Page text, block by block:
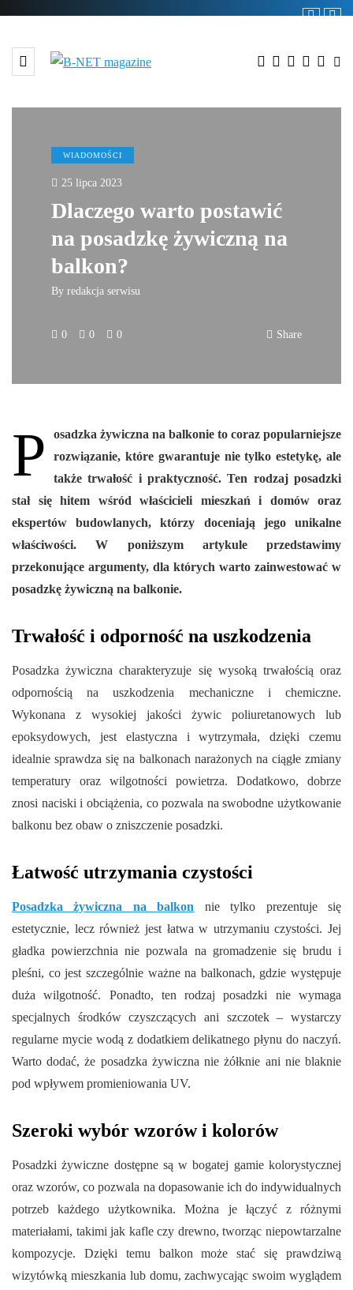
WIADOMOŚCI
25 lipca 2023
Dlaczego warto postawić
na posadzkę żywiczną na
balkon?
By redakcja serwisu
0 0 0 Share
P
osadzka żywiczna na balkonie to coraz popularniejsze
rozwiązanie, które gwarantuje nie tylko estetykę, ale
także trwałość i praktyczność. Ten rodzaj posadzki
stał się hitem wśród właścicieli mieszkań i domów oraz
ekspertów budowlanych, którzy doceniają jego unikalne
właściwości. W poniższym artykule przedstawimy
przekonujące argumenty, dla których warto zainwestować w
posadzkę żywiczną na balkonie.
Trwałość i odporność na uszkodzenia
Posadzka żywiczna charakteryzuje się wysoką trwałością oraz
odpornością na uszkodzenia mechaniczne i chemiczne.
Wykonana z wysokiej jakości żywic poliuretanowych lub
epoksydowych, jest elastyczna i wytrzymała, dzięki czemu
idealnie sprawdza się na balkonach narażonych na ciągłe zmiany
temperatury oraz wilgotności powietrza. Dodatkowo, dobrze
znosi naciski i obciążenia, co pozwala na swobodne użytkowanie
balkonu bez obaw o zniszczenie posadzki.
Łatwość utrzymania czystości
Posadzka żywiczna na balkon nie tylko prezentuje się
estetycznie, lecz również jest łatwa w utrzymaniu czystości. Jej
gładka powierzchnia nie pozwala na gromadzenie się brudu i
pleśni, co jest szczególnie ważne na balkonach, gdzie występuje
duża wilgotność. Ponadto, ten rodzaj posadzki nie wymaga
specjalnych środków czyszczących ani szczotek – wystarczy
regularne mycie wodą z dodatkiem delikatnego płynu do naczyń.
Warto dodać, że posadzka żywiczna nie żółknie ani nie blaknie
pod wpływem promieniowania UV.
Szeroki wybór wzorów i kolorów
Posadzki żywiczne dostępne są w bogatej gamie kolorystycznej
oraz wzorów, co pozwala na dopasowanie ich do indywidualnych
potrzeb każdego użytkownika. Można je łączyć z różnymi
materiałami, takimi jak kafle czy drewno, tworząc niepowtarzalne
kompozycje. Dzięki temu balkon może stać się prawdziwą
wizytówką mieszkania lub domu, zachwycając swoim wyglądem